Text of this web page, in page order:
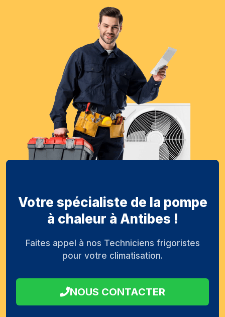
Votre spécialiste de la pompe
à chaleur à Antibes !
Faites appel à nos Techniciens frigoristes
pour votre climatisation.
NOUS CONTACTER